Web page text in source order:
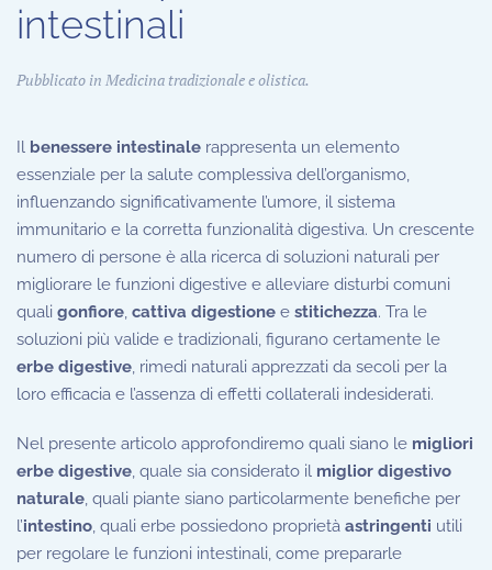
intestinali
Pubblicato in Medicina tradizionale e olistica.
Il benessere intestinale rappresenta un elemento
essenziale per la salute complessiva dell’organismo,
influenzando significativamente l’umore, il sistema
immunitario e la corretta funzionalità digestiva. Un crescente
numero di persone è alla ricerca di soluzioni naturali per
migliorare le funzioni digestive e alleviare disturbi comuni
quali gonfiore, cattiva digestione e stitichezza. Tra le
soluzioni più valide e tradizionali, figurano certamente le
erbe digestive, rimedi naturali apprezzati da secoli per la
loro efficacia e l’assenza di effetti collaterali indesiderati.
Nel presente articolo approfondiremo quali siano le migliori
erbe digestive, quale sia considerato il miglior digestivo
naturale, quali piante siano particolarmente benefiche per
l’intestino, quali erbe possiedono proprietà astringenti utili
per regolare le funzioni intestinali, come prepararle